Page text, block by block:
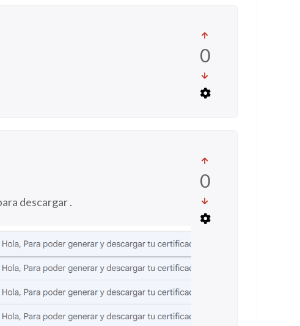
0
descargar .
0